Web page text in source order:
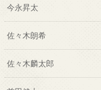
今永昇太
佐々木朗希
佐々木麟太郎